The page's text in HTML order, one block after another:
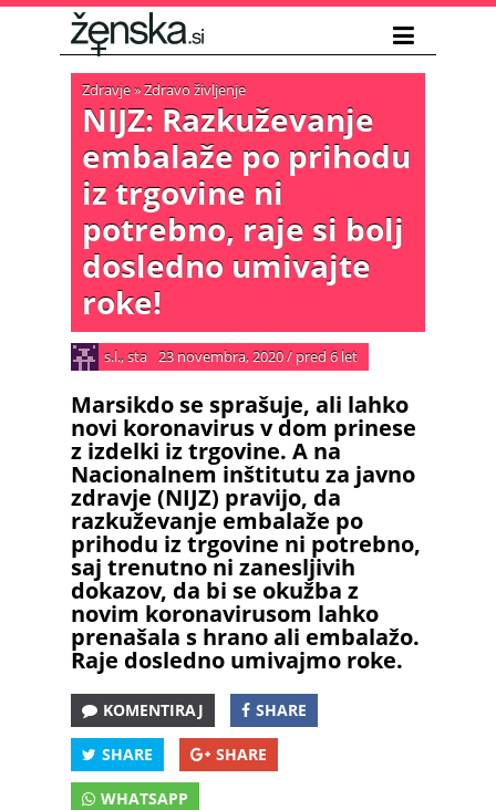
Zdravje»Zdravo življenje
NIJZ: Razkuževanje
embalaže po prihodu
iz trgovine ni
potrebno, raje si bolj
dosledno umivajte
roke!
s.l., sta 23 novembra, 2020/ pred 6 let
Marsikdo se sprašuje, ali lahko
novi koronavirus v dom prinese
z izdelki iz trgovine. A na
Nacionalnem inštitutu za javno
zdravje (NIJZ) pravijo, da
razkuževanje embalaže po
prihodu iz trgovine ni potrebno,
saj trenutno ni zanesljivih
dokazov, da bi se okužba z
novim koronavirusom lahko
prenašala s hrano ali embalažo.
Raje dosledno umivajmo roke.
KOMENTIRAJ SHARE
SHARE SHARE
WHATSAPP